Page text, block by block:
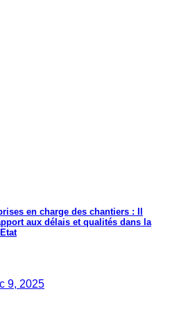
en charge des chantiers : Il
aux délais et qualités dans la
9, 2025